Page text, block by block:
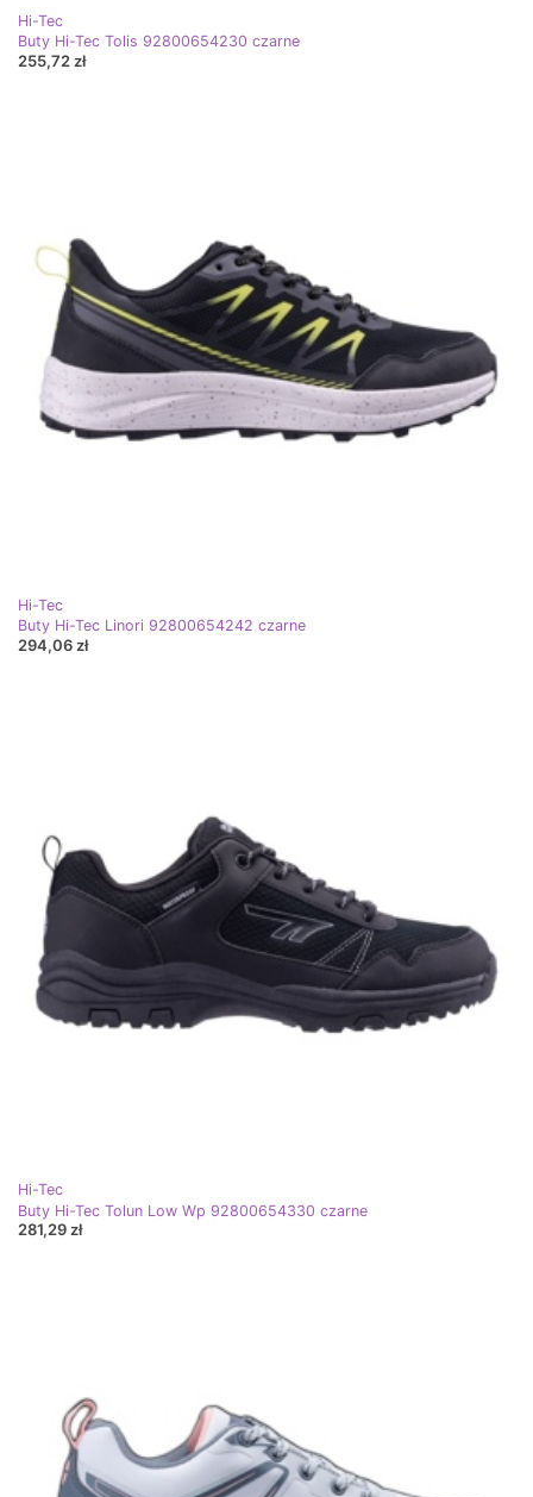
Hi-Tec
Buty Hi-Tec Tolis 92800654230 czarne
255,72 zł
Hi-Tec
Buty Hi-Tec Linori 92800654242 czarne
294,06 zł
Hi-Tec
Buty Hi-Tec Tolun Low Wp 92800654330 czarne
281,29 zł